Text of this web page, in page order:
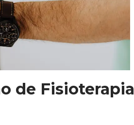
de Fisioterapia